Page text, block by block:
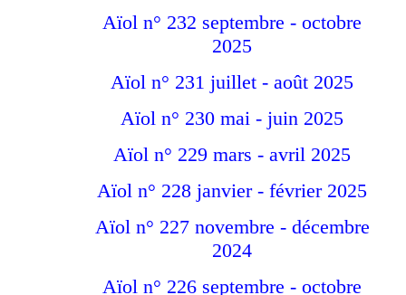
Aïol n° 232 septembre - octobre
2025
Aïol n° 231 juillet - août 2025
Aïol n° 230 mai - juin 2025
Aïol n° 229 mars - avril 2025
Aïol n° 228 janvier - février 2025
Aïol n° 227 novembre - décembre
2024
Aïol n° 226 septembre - octobre